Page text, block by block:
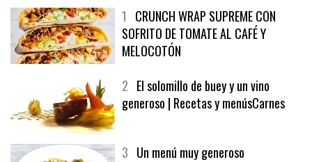
1 CRUNCH WRAP SUPREME CON
SOFRITO DE TOMATE AL CAFÉ Y
MELOCOTÓN
2 El solomillo de buey y un vino
generoso | Recetas y menúsCarnes
3 Un menú muy generoso